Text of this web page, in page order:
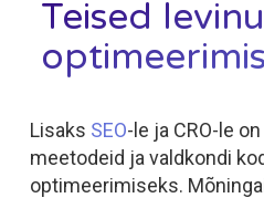
Teised
Lisaks SEO-le ja CRO-le
meetodeid ja valdkondi
optimeerimiseks.